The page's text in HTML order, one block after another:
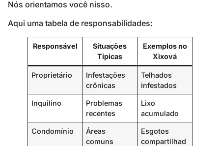
Nós orientamos você nisso.
Aqui uma tabela de responsabilidades:
Responsável
Situações
Típicas
Exemplos no
Xixová
Proprietário
Infestações
crônicas
Telhados
infestados
Inquilino
Problemas
recentes
Lixo
acumulado
Condomínio
Áreas
comuns
Esgotos
compartilhad